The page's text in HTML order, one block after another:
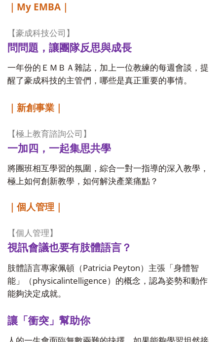
My EMBA
【豪成科技公司】
問問題，讓團隊反思與成長
一年份的ＥＭＢＡ雜誌，加上一位教練的每週會談，提
醒了豪成科技的主管們，哪些是真正重要的事情。
｜新創事業｜
【極上教育諮詢公司】
一加四，一起集思共學
將團班相互學習的氛圍，綜合一對一指導的深入教學，
極上如何創新教學，如何解決產業痛點？
｜個人管理｜
【個人管理】
視訊會議也要有肢體語言？
肢體語言專家佩頓（Patricia Peyton）主張「身體智
能」（physicalintelligence）的概念，認為姿勢和動作
能夠決定成就。
讓「衝突」幫助你